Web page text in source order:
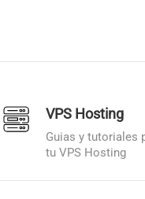
VPS Hosting
Guias y tutoriales
tu VPS Hosting